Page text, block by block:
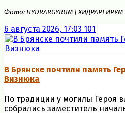
Фото: HYDRARGYRUM | ХИДРАРГИРУМ
6 августа 2026, 17:03 101
В Брянске почтили память
Визнюка
По традиции у могилы Героя
собрались заместитель